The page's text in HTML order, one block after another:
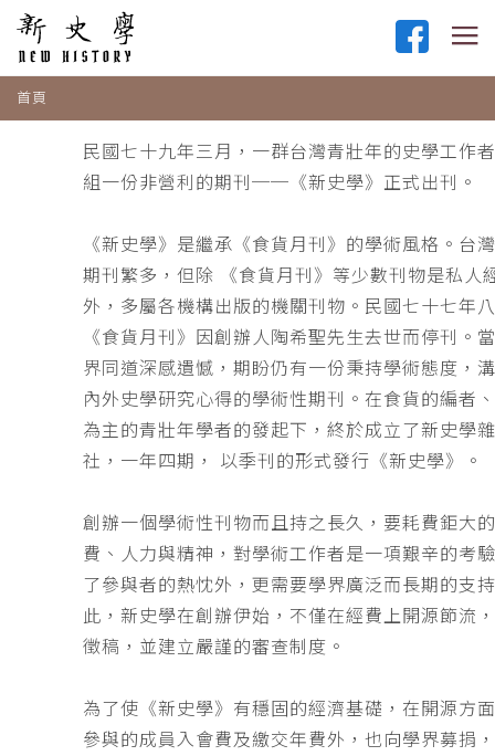
首頁
民國七十九年三月，一群台灣青壯年的史學工作
組一份非營利的期刊──《新史學》正式出刊。
《新史學》是繼承《食貨月刊》的學術風格。台
期刊繁多，但除 《食貨月刊》等少數刊物是私人
外，多屬各機構出版的機關刊物。民國七十七年
《食貨月刊》因創辦人陶希聖先生去世而停刊。
界同道深感遺憾，期盼仍有一份秉持學術態度，
內外史學研究心得的學術性期刊。在食貨的編者
為主的青壯年學者的發起下，終於成立了新史學
社，一年四期， 以季刊的形式發行《新史學》。
創辦一個學術性刊物而且持之長久，要耗費鉅大
費、人力與精神，對學術工作者是一項艱辛的考
了參與者的熱忱外，更需要學界廣泛而長期的支
此，新史學在創辦伊始，不僅在經費上開源節流
徵稿，並建立嚴謹的審查制度。
為了使《新史學》有穩固的經濟基礎，在開源方
參與的成員入會費及繳交年費外，也向學界募捐